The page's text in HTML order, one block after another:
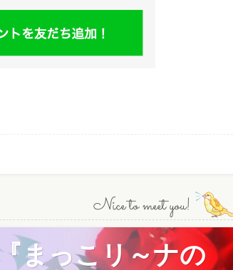
Nice to meet you!
まっこリ～ナの